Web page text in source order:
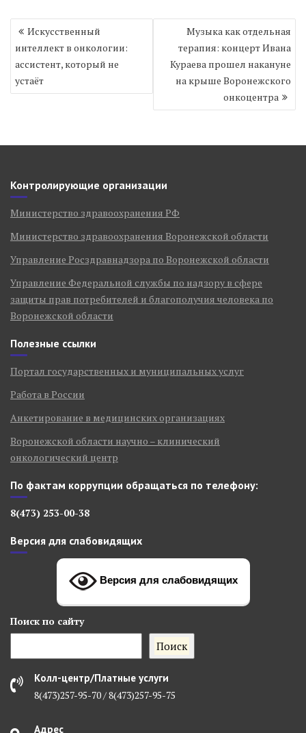
Навигация
записям
Искусственный
интеллект в онкологии:
ассистент, который не
устаёт
Музыка как отдельная
терапия: концерт Ивана
Кураева прошел накануне
на крыше Воронежского
онкоцентра
Контролирующие организации
Министерство здравоохранения РФ
Министерство здравоохранения Воронежской области
Управление Росздравнадзора по Воронежской области
Управление Федеральной службы по надзору в сфере
защиты прав потребителей и благополучия человека по
Воронежской области
Полезные ссылки
Портал государственных и муниципальных услуг
Работа в России
Анкетирование в медицинских организациях
Воронежской области научно – клинический
онкологический центр
По фактам коррупции обращаться по телефону:
8(473) 253-00-38
Версия для слабовидящих
Версия для слабовидящих
Поиск по сайту
Поиск
Колл-центр/Платные услуги
8(473)257-95-70 / 8(473)257-95-75
Адрес